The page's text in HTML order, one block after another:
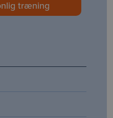
træning